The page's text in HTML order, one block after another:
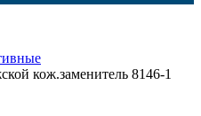
кож.заменитель 8146-1